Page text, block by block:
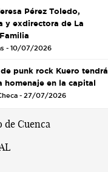
Pérez Toledo,
y exdirectora de La
- 10/07/2026
punk rock Kuero tendrá
homenaje en la capital
- 27/07/2026